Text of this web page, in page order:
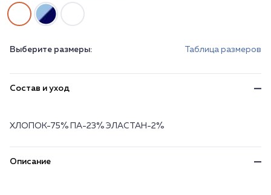
Выберите размеры: Таблица размеров
Состав и уход
ХЛОПОК-75% ПА-23% ЭЛАСТАН-2%
Описание